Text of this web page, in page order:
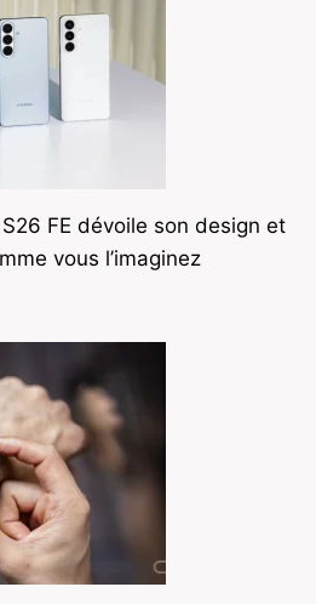
FE dévoile son design et
vous l’imaginez